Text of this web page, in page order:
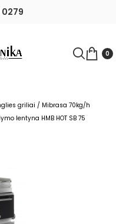
0
griliai / Mibrasa 70kg/h
lentyna HMB HOT SB 75